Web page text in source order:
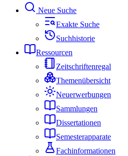
Neue Suche
Exakte Suche
Suchhistorie
Ressourcen
Zeitschriftenregal
Themenübersicht
Neuerwerbungen
Sammlungen
Dissertationen
Semesterapparate
Fachinformationen